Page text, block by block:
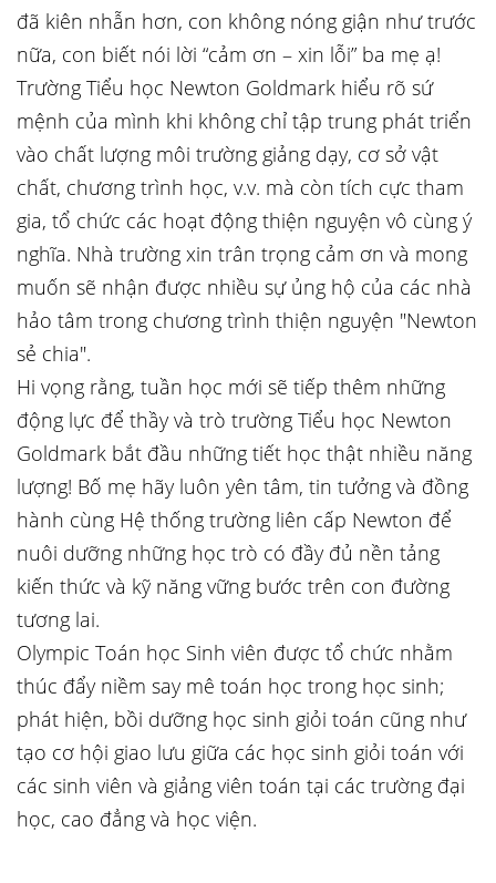
đã kiên nhẫn hơn, con không nóng giận như trước
nữa, con biết nói lời “cảm ơn – xin lỗi” ba mẹ ạ!
Trường Tiểu học Newton Goldmark hiểu rõ sứ
mệnh của mình khi không chỉ tập trung phát triển
vào chất lượng môi trường giảng dạy, cơ sở vật
chất, chương trình học, v.v. mà còn tích cực tham
gia, tổ chức các hoạt động thiện nguyện vô cùng ý
nghĩa. Nhà trường xin trân trọng cảm ơn và mong
muốn sẽ nhận được nhiều sự ủng hộ của các nhà
hảo tâm trong chương trình thiện nguyện "Newton
sẻ chia".
Hi vọng rằng, tuần học mới sẽ tiếp thêm những
động lực để thầy và trò trường Tiểu học Newton
Goldmark bắt đầu những tiết học thật nhiều năng
lượng! Bố mẹ hãy luôn yên tâm, tin tưởng và đồng
hành cùng Hệ thống trường liên cấp Newton để
nuôi dưỡng những học trò có đầy đủ nền tảng
kiến thức và kỹ năng vững bước trên con đường
tương lai.
Olympic Toán học Sinh viên được tổ chức nhằm
thúc đẩy niềm say mê toán học trong học sinh;
phát hiện, bồi dưỡng học sinh giỏi toán cũng như
tạo cơ hội giao lưu giữa các học sinh giỏi toán với
các sinh viên và giảng viên toán tại các trường đại
học, cao đẳng và học viện.